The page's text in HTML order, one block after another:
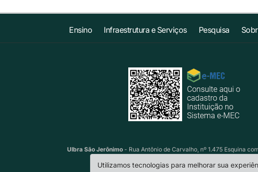
Ensino Infraestrutura e Serviços Pesquisa
Ulbra São Jerônimo- Rua Antônio de Carvalho, nº 1.475 Esquina
Utilizamos tecnologias para melhorar sua